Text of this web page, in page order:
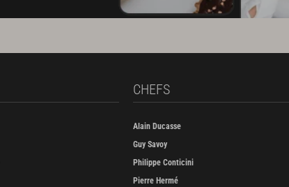
CHEFS
Alain Ducasse
Guy Savoy
Philippe Conticini
Pierre Hermé